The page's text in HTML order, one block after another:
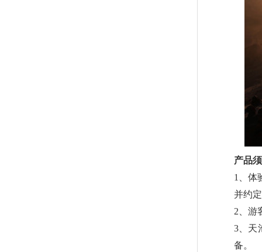
产品
1、体
并约
2、游
3、天
备。